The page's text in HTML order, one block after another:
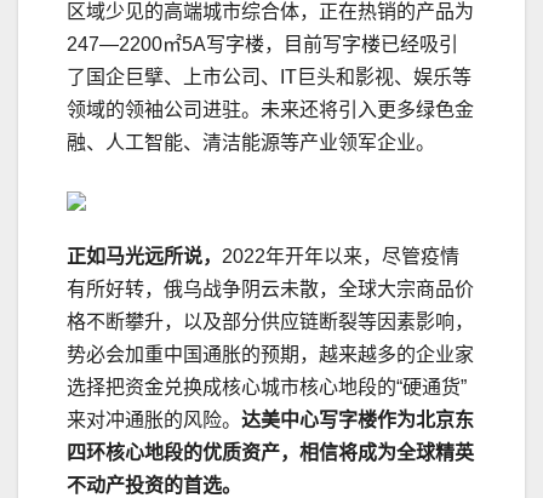
区域少见的高端城市综合体，正在热销的产品为
247—2200㎡5A写字楼，目前写字楼已经吸引
了国企巨擘、上市公司、IT巨头和影视、娱乐等
领域的领袖公司进驻。未来还将引入更多绿色金
融、人工智能、清洁能源等产业领军企业。
正如马光远所说， 2022年开年以来，尽管疫情
有所好转，俄乌战争阴云未散，全球大宗商品价
格不断攀升，以及部分供应链断裂等因素影响，
势必会加重中国通胀的预期，越来越多的企业家
选择把资金兑换成核心城市核心地段的“硬通货”
来对冲通胀的风险。 达美中心写字楼作为北京东
四环核心地段的优质资产，相信将成为全球精英
不动产投资的首选。